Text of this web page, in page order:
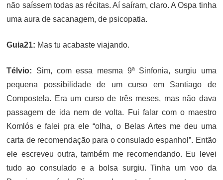
não saíssem todas as récitas. Aí saíram, claro. A Ospa tinha
uma aura de sacanagem, de psicopatia.
Guia21: Mas tu acabaste viajando.
Télvio: Sim, com essa mesma 9ª Sinfonia, surgiu uma
pequena possibilidade de um curso em Santiago de
Compostela. Era um curso de três meses, mas não dava
passagem de ida nem de volta. Fui falar com o maestro
Komlós e falei pra ele “olha, o Belas Artes me deu uma
carta de recomendação para o consulado espanhol”. Então
ele escreveu outra, também me recomendando. Eu levei
tudo ao consulado e a bolsa surgiu. Tinha um voo da